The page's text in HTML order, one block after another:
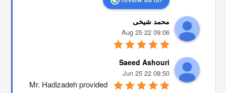
محمد شیخی
09:06 22 Aug 25
Saeed Ashouri
08:50 22 Jun 25
Mr. Hadizadeh provided